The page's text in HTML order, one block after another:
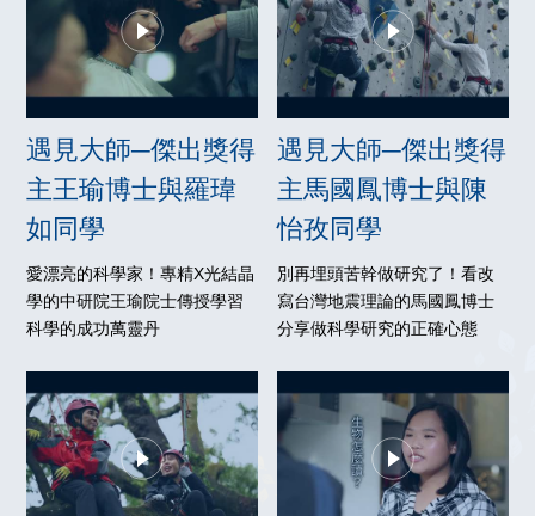
遇見大師─傑出獎得
主王瑜博士與羅瑋
如同學
愛漂亮的科學家！專精X光結晶
學的中研院王瑜院士傳授學習
科學的成功萬靈丹
遇見大師─傑出獎得
主馬國鳳博士與陳
怡孜同學
別再埋頭苦幹做研究了！看改
寫台灣地震理論的馬國鳳博士
分享做科學研究的正確心態